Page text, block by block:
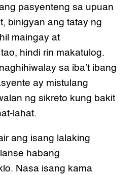
pasyenteng sa upuan
binigyan ang tatay ng
maingay at
hindi rin makatulog.
sa iba’t ibang
ay mistulang
ng sikreto kung bakit
lahat.
ang isang lalaking
habang
Nasa isang kama